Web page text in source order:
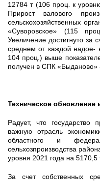
12784 т (106 проц. к
Прирост валового
сельскохозяйственных
«Суворовское» (115
Увеличение достигнуто за
среднем от каждой надое-
104 проц.) выше
получен в СПК «Быданово»
Техническое обновление
Радует, что государство
важную отрасль
областного и
сельхозпроизводства
уровня 2021 года на
За счет собственных